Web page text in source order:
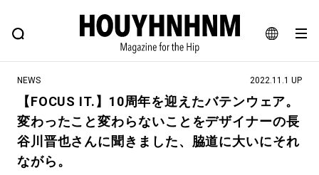
JA
EN
FEATURE BLOG SNAP
ヒップなファッション、カルチャー、ライフスタイルWEBマガジン
#注目のタグ
#SHOPPING ADDICT
NEWS 2022.11.1 UP
【FOCUS IT.】10周年を迎えたバテンウェア。
変わったこと変わらないことをデザイナーの長
谷川晋也さんに聞きました、脇道に大いにそれ
ながら。